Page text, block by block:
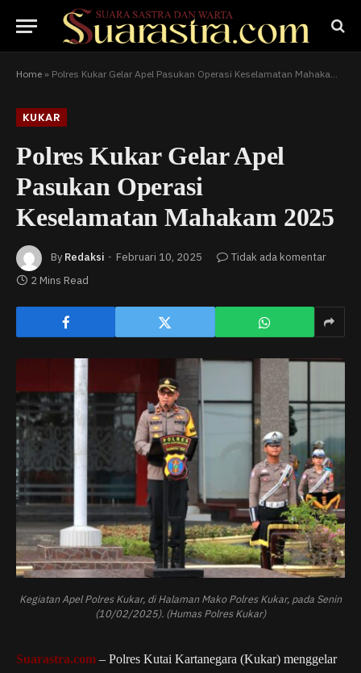
Home » Polres Kukar Gelar Apel Pasukan Operasi Keselamatan Mahakam 2025
KUKAR
Polres Kukar Gelar Apel
Pasukan Operasi
Keselamatan Mahakam 2025
By Redaksi Februari 10, 2025
Tidak ada komentar
2 Mins Read
Kegiatan Apel Polres Kukar, di Halaman Mako Polres Kukar, pada Senin
(10/02/2025). (Humas Polres Kukar)
Suarastra.com – Polres Kutai Kartanegara (Kukar) menggelar